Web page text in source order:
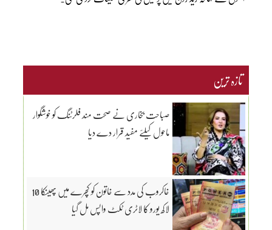
تازہ ترین
صباحت بخاری نے صحت مند فلرٹنگ کو خوشگوار
ماحول کیلئے مفید قرار دے دیا
خاکروب کی مدد سے خاتون کو کچرے میں پھینکا 10
لاکھ یورو کا لاٹری ٹکٹ واپس مل گیا